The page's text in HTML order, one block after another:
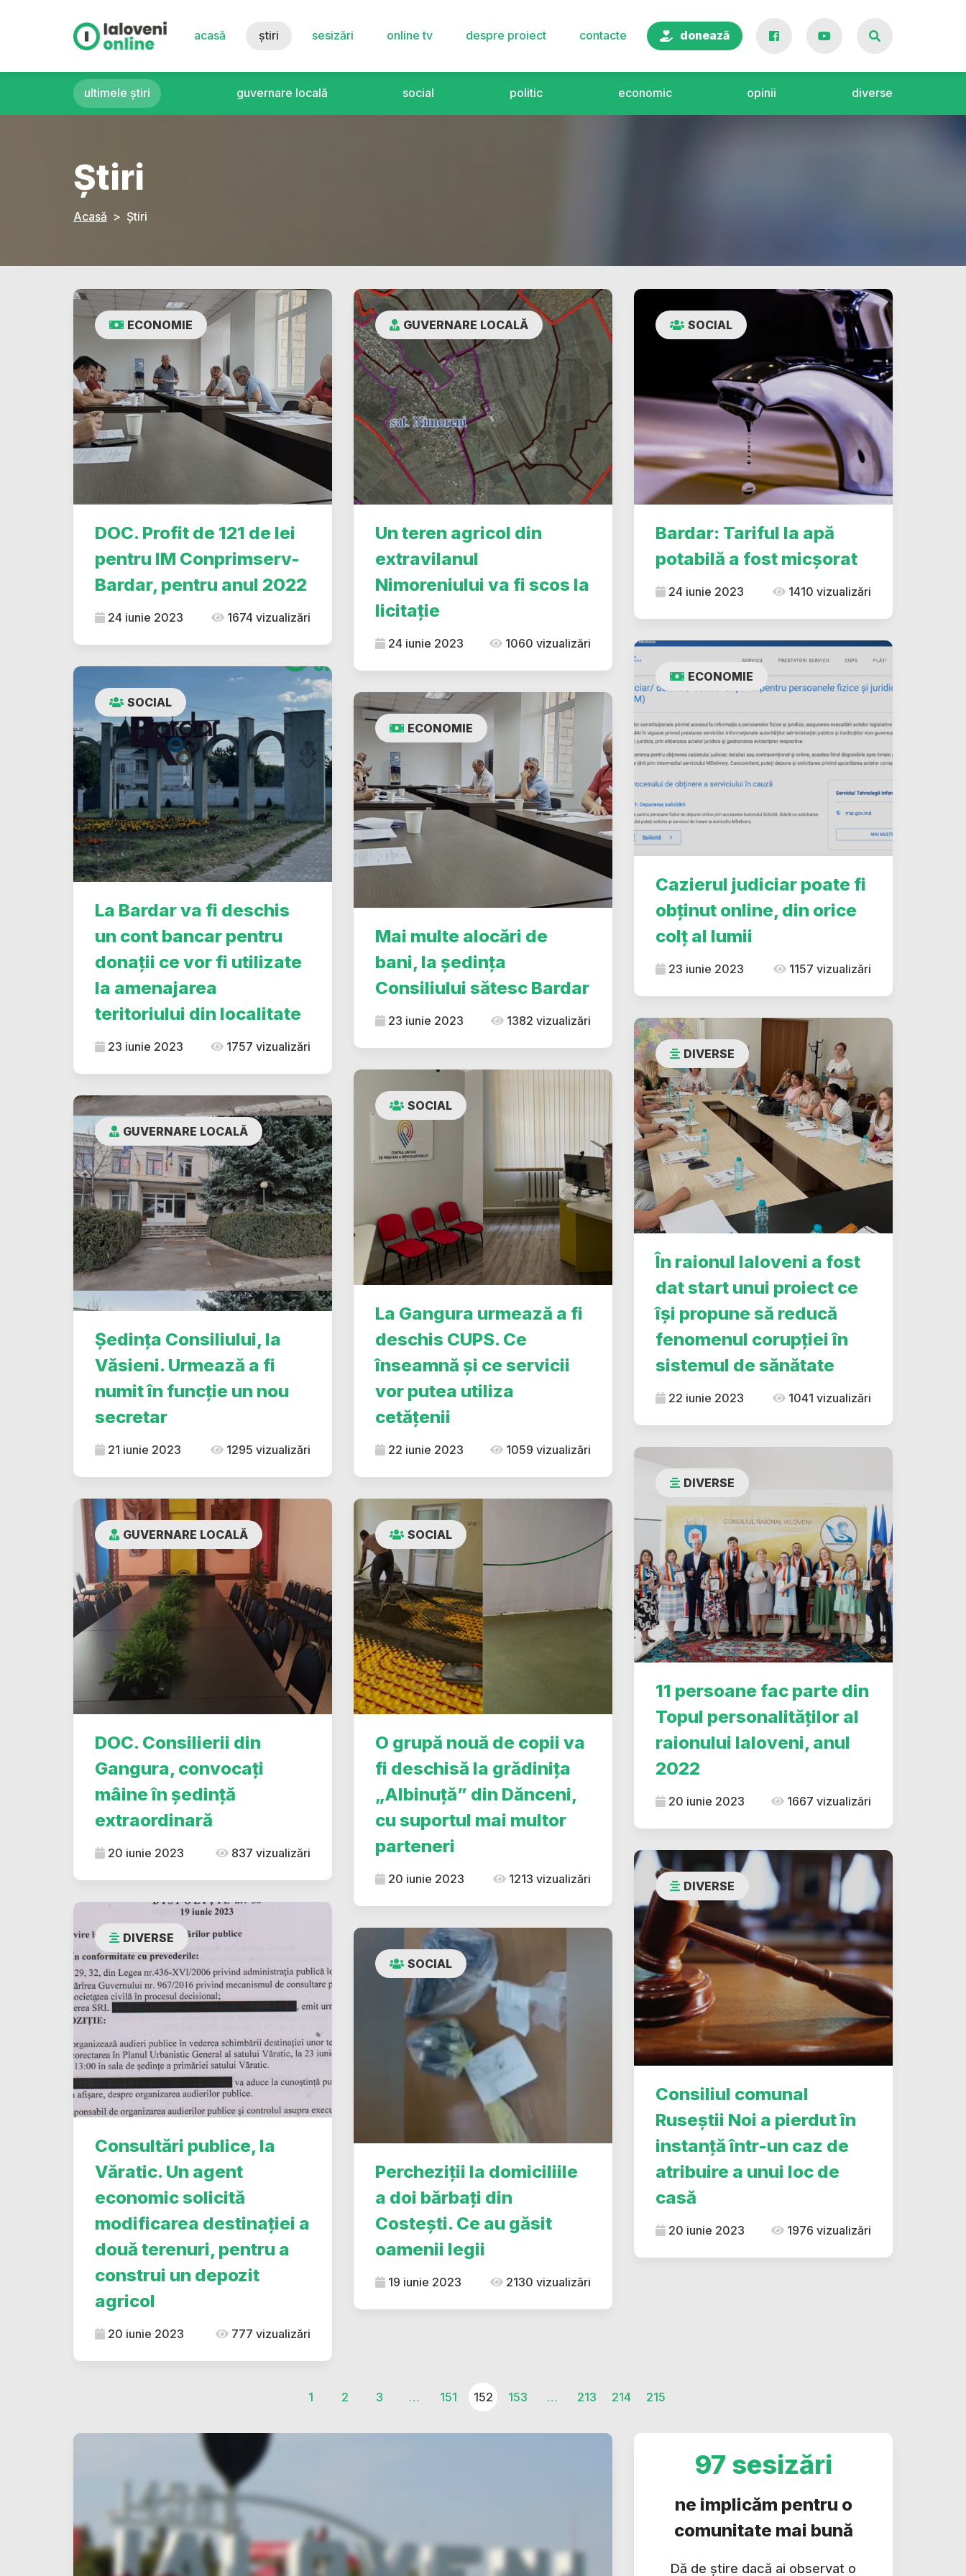
acasă știri sesizări online tv despre proiect contacte donează
ultimele știri guvernare locală social politic economic opinii diverse
Știri
Acasă Știri
ECONOMIE
DOC. Profit de 121 de lei
pentru IM Conprimserv-
Bardar, pentru anul 2022
24 iunie 2023 1674 vizualizări
GUVERNARE LOCALĂ
Un teren agricol din
extravilanul
Nimoreniului va fi scos la
licitație
24 iunie 2023 1060 vizualizări
SOCIAL
Bardar: Tariful la apă
potabilă a fost micșorat
24 iunie 2023 1410 vizualizări
ECONOMIE
Cazierul judiciar poate fi
obținut online, din orice
colț al lumii
23 iunie 2023 1157 vizualizări
SOCIAL
La Bardar va fi deschis
un cont bancar pentru
donații ce vor fi utilizate
la amenajarea
teritoriului din localitate
23 iunie 2023 1757 vizualizări
ECONOMIE
Mai multe alocări de
bani, la ședința
Consiliului sătesc Bardar
23 iunie 2023 1382 vizualizări
DIVERSE
În raionul Ialoveni a fost
dat start unui proiect ce
își propune să reducă
fenomenul corupției în
sistemul de sănătate
22 iunie 2023 1041 vizualizări
SOCIAL
La Gangura urmează a fi
deschis CUPS. Ce
înseamnă și ce servicii
vor putea utiliza
cetățenii
22 iunie 2023 1059 vizualizări
GUVERNARE LOCALĂ
Ședința Consiliului, la
Văsieni. Urmează a fi
numit în funcție un nou
secretar
21 iunie 2023 1295 vizualizări
DIVERSE
11 persoane fac parte din
Topul personalităților al
raionului Ialoveni, anul
2022
20 iunie 2023 1667 vizualizări
GUVERNARE LOCALĂ
DOC. Consilierii din
Gangura, convocați
mâine în ședință
extraordinară
20 iunie 2023 837 vizualizări
SOCIAL
O grupă nouă de copii va
fi deschisă la grădinița
„Albinuță” din Dănceni,
cu suportul mai multor
parteneri
20 iunie 2023 1213 vizualizări DIVERSE
Consiliul comunal
Ruseștii Noi a pierdut în
instanță într-un caz de
atribuire a unui loc de
casă
20 iunie 2023 1976 vizualizări
DIVERSE
Consultări publice, la
Văratic. Un agent
economic solicită
modificarea destinației a
două terenuri, pentru a
construi un depozit
agricol
20 iunie 2023 777 vizualizări
SOCIAL
Percheziții la domiciliile
a doi bărbați din
Costești. Ce au găsit
oamenii legii
19 iunie 2023 2130 vizualizări
1 2 3 … 151 152 153 … 213 214 215
97 sesizări
ne implicăm pentru o
comunitate mai bună
Dă de știre dacă ai observat o